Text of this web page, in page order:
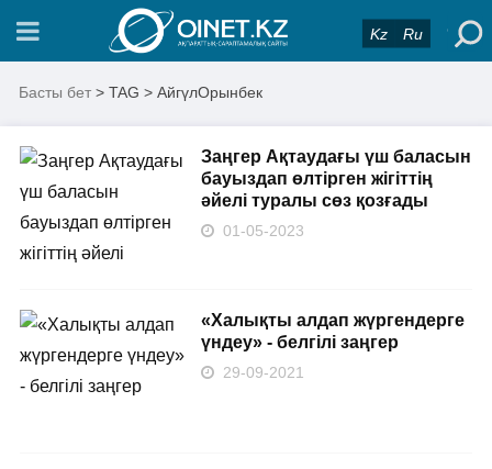
Kz Ru
Басты бет > TAG > АйгүлОрынбек
Заңгер Ақтаудағы үш баласын
бауыздап өлтірген жігіттің
әйелі туралы сөз қозғады
01-05-2023
«Халықты алдап жүргендерге
үндеу» - белгілі заңгер
29-09-2021